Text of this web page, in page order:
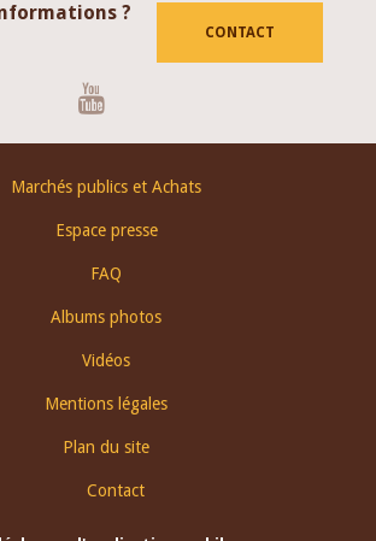
?
CONTACT
Marchés publics et Achats
Espace presse
FAQ
Albums photos
Vidéos
Mentions légales
Plan du site
Contact